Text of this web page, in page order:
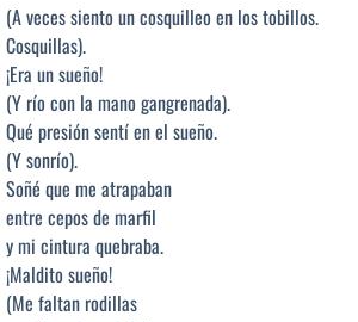
(A veces siento un cosquilleo en los tobillos.
Cosquillas).
¡Era un sueño!
(Y río con la mano gangrenada).
Qué presión sentí en el sueño.
(Y sonrío).
Soñé que me atrapaban
entre cepos de marfil
y mi cintura quebraba.
¡Maldito sueño!
(Me faltan rodillas